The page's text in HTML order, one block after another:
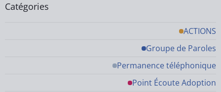
Catégories
ACTIONS
Groupe de Paroles
Permanence téléphonique
Point Écoute Adoption